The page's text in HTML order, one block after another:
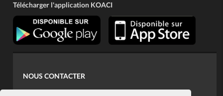
Télécharger l'application KOACI
NOUS CONTACTER